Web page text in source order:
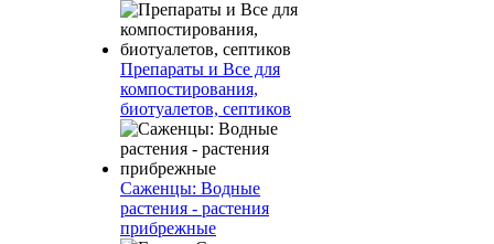
Препараты и Все для
компостирования,
биотуалетов, септиков
Саженцы: Водные
растения - растения
прибрежные